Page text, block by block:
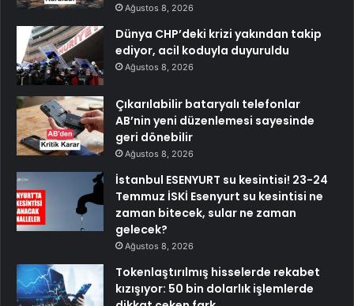
Ağustos 8, 2026
Dünya CHP’deki krizi yakından takip
ediyor, acil koduyla duyuruldu
Ağustos 8, 2026
Çıkarılabilir bataryalı telefonlar
AB’nin yeni düzenlemesi sayesinde
geri dönebilir
Ağustos 8, 2026
İstanbul ESENYURT su kesintisi! 23-24
Temmuz İSKİ Esenyurt su kesintisi ne
zaman bitecek, sular ne zaman
gelecek?
Ağustos 8, 2026
Tokenlaştırılmış hisselerde rekabet
kızışıyor: 50 bin dolarlık işlemlerde